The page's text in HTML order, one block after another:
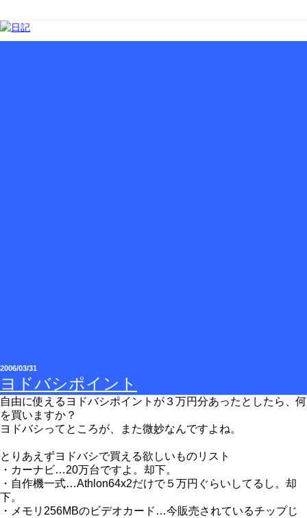
2006/03/31
ヨドバシポイント
自由に使えるヨドバシポイントが３万円分あったとしたら、何
を買いますか？
ヨドバシってところが、また微妙なんですよね。
とりあえずヨドバシで買える欲しいものリスト
・カーナビ…20万台ですよ。却下。
・自作機一式…Athlon64x2だけで５万円ぐらいしてるし。却
下。
・メモリ256MBのビデオカード…今販売されているチップじ